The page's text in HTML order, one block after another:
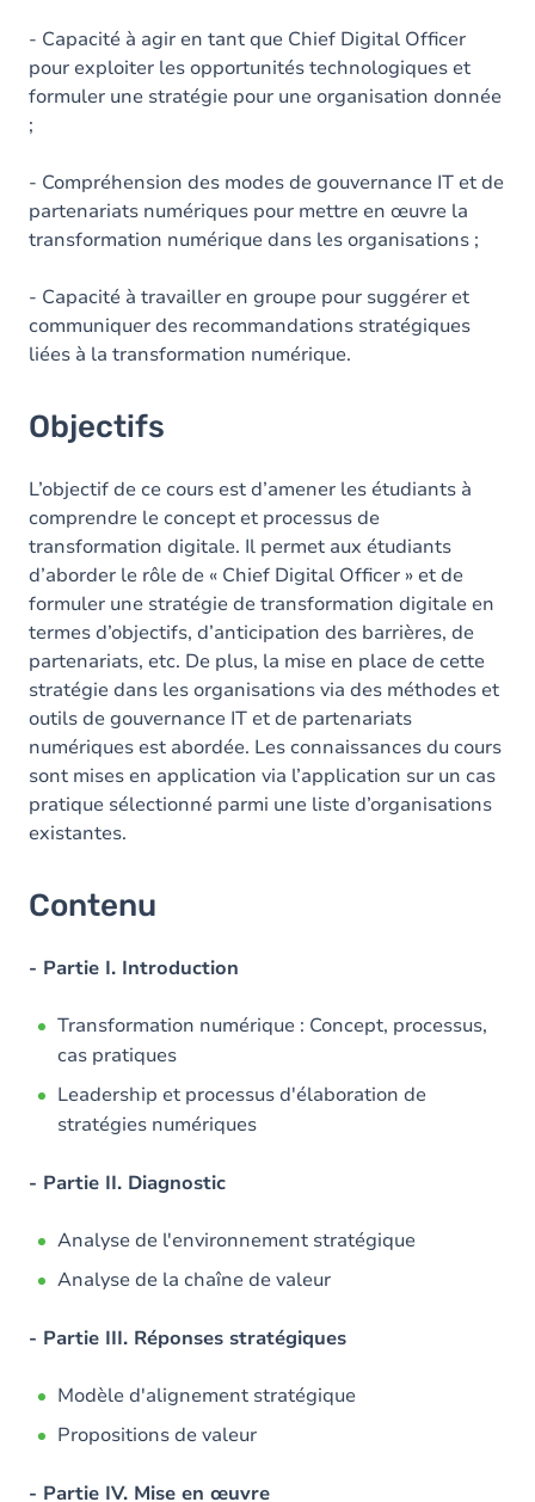
- Capacité à agir en tant que Chief Digital Officer
pour exploiter les opportunités technologiques et
formuler une stratégie pour une organisation donnée
;
- Compréhension des modes de gouvernance IT et de
partenariats numériques pour mettre en œuvre la
transformation numérique dans les organisations ;
- Capacité à travailler en groupe pour suggérer et
communiquer des recommandations stratégiques
liées à la transformation numérique.
Objectifs
L’objectif de ce cours est d’amener les étudiants à
comprendre le concept et processus de
transformation digitale. Il permet aux étudiants
d’aborder le rôle de « Chief Digital Officer » et de
formuler une stratégie de transformation digitale en
termes d’objectifs, d’anticipation des barrières, de
partenariats, etc. De plus, la mise en place de cette
stratégie dans les organisations via des méthodes et
outils de gouvernance IT et de partenariats
numériques est abordée. Les connaissances du cours
sont mises en application via l’application sur un cas
pratique sélectionné parmi une liste d’organisations
existantes.
Contenu
- Partie I. Introduction
Transformation numérique : Concept, processus,
cas pratiques
Leadership et processus d'élaboration de
stratégies numériques
- Partie II. Diagnostic
Analyse de l'environnement stratégique
Analyse de la chaîne de valeur
- Partie III. Réponses stratégiques
Modèle d'alignement stratégique
Propositions de valeur
- Partie IV. Mise en œuvre